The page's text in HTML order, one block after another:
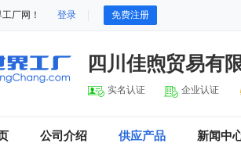
厂网！ 登录 免费注册
四川佳煦贸易有
实名认证 企业认证
公司介绍 供应产品 新闻中